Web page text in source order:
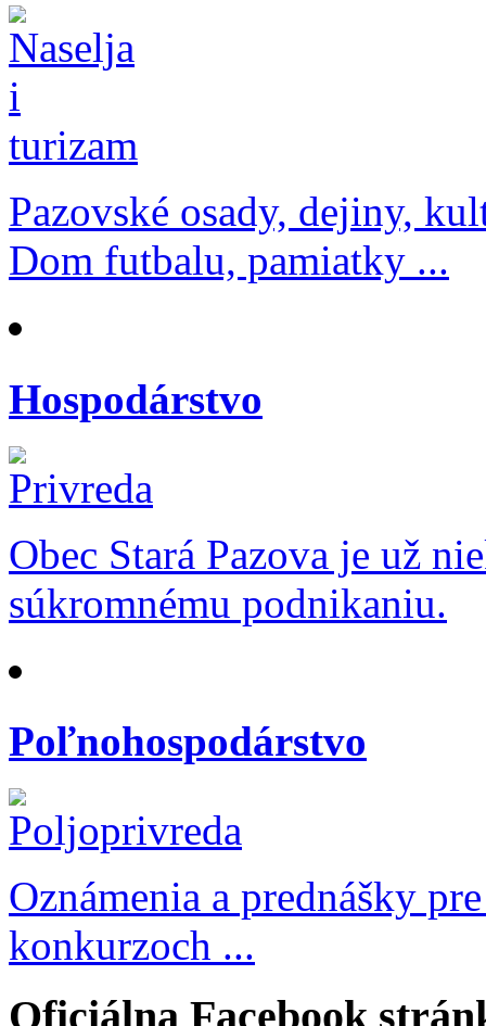
Pazovské osady, dejiny,
Dom futbalu, pamiatky ...
Hospodárstvo
Obec Stará Pazova je už
súkromnému podnikaniu.
Poľnohospodárstvo
Oznámenia a prednášky
konkurzoch ...
Oficiálna Facebook